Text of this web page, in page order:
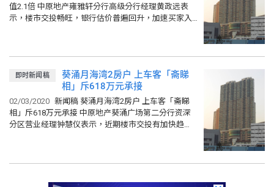
值2.1倍 中原地产雍雅轩分行高级分行经理黄政远表
示，楼市交投畅旺，银行估价普遍回升，加速买家入
即时新闻稿
葵涌月海湾2房户 上车客「斋睇
相」斥618万元承接
02/03/2020 新闻稿 葵涌月海湾2房户 上车客「斋睇
相」斥618万元承接 中原地产葵涌广场第二分行资深
分区营业经理钟慧仪表示，近期楼市交投有加快趋